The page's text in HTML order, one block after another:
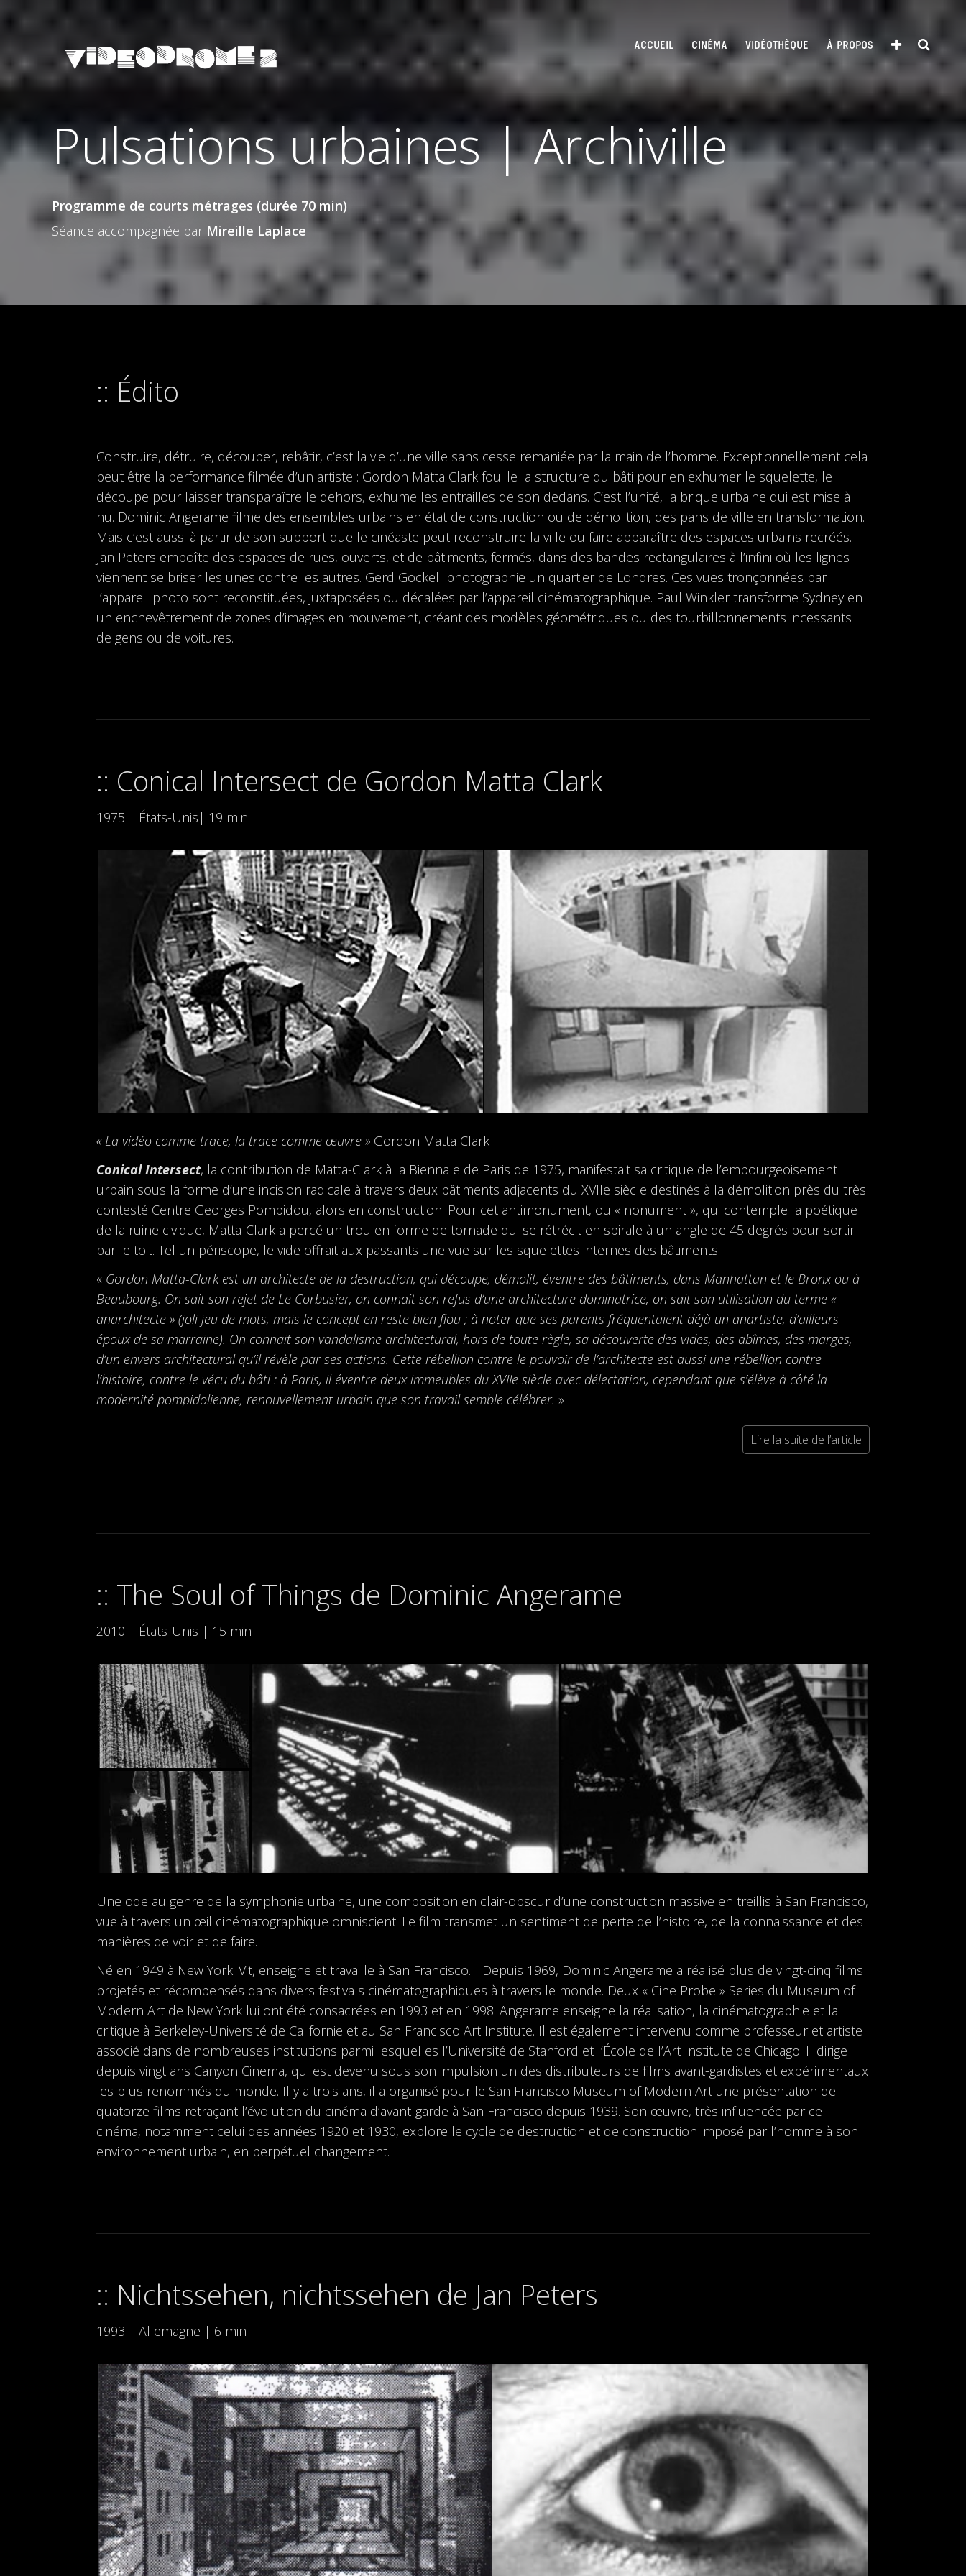
ACCUEIL CINÉMA VIDÉOTHÈQUE À PROPOS
Pulsations urbaines | Archiville
Programme de courts métrages (durée 70 min)
Séance accompagnée par Mireille Laplace
Édito
Construire, détruire, découper, rebâtir, c’est la vie d’une ville sans cesse remaniée par la main de l’homme. Exceptionnellement cela
peut être la performance filmée d’un artiste : Gordon Matta Clark fouille la structure du bâti pour en exhumer le squelette, le
découpe pour laisser transparaître le dehors, exhume les entrailles de son dedans. C’est l’unité, la brique urbaine qui est mise à
nu. Dominic Angerame filme des ensembles urbains en état de construction ou de démolition, des pans de ville en transformation.
Mais c’est aussi à partir de son support que le cinéaste peut reconstruire la ville ou faire apparaître des espaces urbains recréés.
Jan Peters emboîte des espaces de rues, ouverts, et de bâtiments, fermés, dans des bandes rectangulaires à l’infini où les lignes
viennent se briser les unes contre les autres. Gerd Gockell photographie un quartier de Londres. Ces vues tronçonnées par
l’appareil photo sont reconstituées, juxtaposées ou décalées par l’appareil cinématographique. Paul Winkler transforme Sydney en
un enchevêtrement de zones d’images en mouvement, créant des modèles géométriques ou des tourbillonnements incessants
de gens ou de voitures.
Conical Intersect de Gordon Matta Clark
1975 | États-Unis| 19 min
« La vidéo comme trace, la trace comme œuvre » Gordon Matta Clark
Conical Intersect, la contribution de Matta-Clark à la Biennale de Paris de 1975, manifestait sa critique de l’embourgeoisement
urbain sous la forme d’une incision radicale à travers deux bâtiments adjacents du XVIIe siècle destinés à la démolition près du très
contesté Centre Georges Pompidou, alors en construction. Pour cet antimonument, ou « nonument », qui contemple la poétique
de la ruine civique, Matta-Clark a percé un trou en forme de tornade qui se rétrécit en spirale à un angle de 45 degrés pour sortir
par le toit. Tel un périscope, le vide offrait aux passants une vue sur les squelettes internes des bâtiments.
« Gordon Matta-Clark est un architecte de la destruction, qui découpe, démolit, éventre des bâtiments, dans Manhattan et le Bronx ou à
Beaubourg. On sait son rejet de Le Corbusier, on connait son refus d’une architecture dominatrice, on sait son utilisation du terme «
anarchitecte » (joli jeu de mots, mais le concept en reste bien flou ; à noter que ses parents fréquentaient déjà un anartiste, d’ailleurs
époux de sa marraine). On connait son vandalisme architectural, hors de toute règle, sa découverte des vides, des abîmes, des marges,
d’un envers architectural qu’il révèle par ses actions. Cette rébellion contre le pouvoir de l’architecte est aussi une rébellion contre
l’histoire, contre le vécu du bâti : à Paris, il éventre deux immeubles du XVIIe siècle avec délectation, cependant que s’élève à côté la
modernité pompidolienne, renouvellement urbain que son travail semble célébrer. »
Lire la suite de l’article
The Soul of Things de Dominic Angerame
2010 | États-Unis | 15 min
Une ode au genre de la symphonie urbaine, une composition en clair-obscur d’une construction massive en treillis à San Francisco,
vue à travers un œil cinématographique omniscient. Le film transmet un sentiment de perte de l’histoire, de la connaissance et des
manières de voir et de faire.
Né en 1949 à New York. Vit, enseigne et travaille à San Francisco. Depuis 1969, Dominic Angerame a réalisé plus de vingt-cinq films
projetés et récompensés dans divers festivals cinématographiques à travers le monde. Deux « Cine Probe » Series du Museum of
Modern Art de New York lui ont été consacrées en 1993 et en 1998. Angerame enseigne la réalisation, la cinématographie et la
critique à Berkeley-Université de Californie et au San Francisco Art Institute. Il est également intervenu comme professeur et artiste
associé dans de nombreuses institutions parmi lesquelles l’Université de Stanford et l’École de l’Art Institute de Chicago. Il dirige
depuis vingt ans Canyon Cinema, qui est devenu sous son impulsion un des distributeurs de films avant-gardistes et expérimentaux
les plus renommés du monde. Il y a trois ans, il a organisé pour le San Francisco Museum of Modern Art une présentation de
quatorze films retraçant l’évolution du cinéma d’avant-garde à San Francisco depuis 1939. Son œuvre, très influencée par ce
cinéma, notamment celui des années 1920 et 1930, explore le cycle de destruction et de construction imposé par l’homme à son
environnement urbain, en perpétuel changement.
Nichtssehen, nichtssehen de Jan Peters
1993 | Allemagne | 6 min